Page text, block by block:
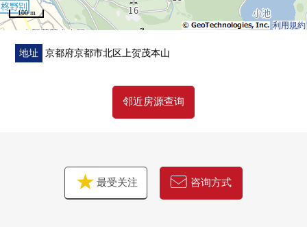
利用規約
100 m
地址 京都府京都市北区上贺茂本山
邻近房源查询
最受关注 咨询方式